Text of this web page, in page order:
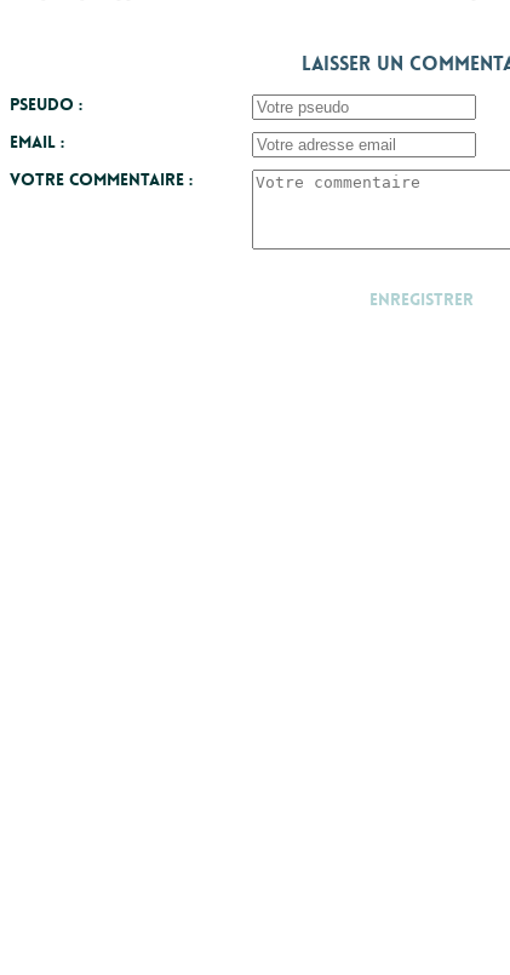
Laisser un
Pseudo :
Email :
Votre commentaire :
Enregistrer